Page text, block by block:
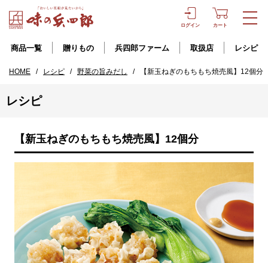
ログイン カート
商品一覧 贈りもの 兵四郎ファーム 取扱店 レシピ
HOME / レシピ / 野菜の旨みだし / 【新玉ねぎのもちもち焼売風】12個分
レシピ
【新玉ねぎのもちもち焼売風】12個分